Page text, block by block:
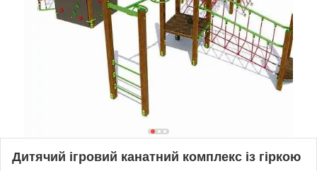
Дитячий ігровий канатний комплекс із гіркою